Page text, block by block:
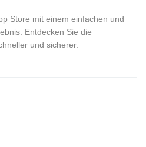
Store mit einem einfachen und
Entdecken Sie die
und sicherer.